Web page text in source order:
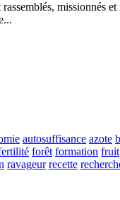
missionnés
autosuffisance azote
forêt formation fruit
ravageur recette